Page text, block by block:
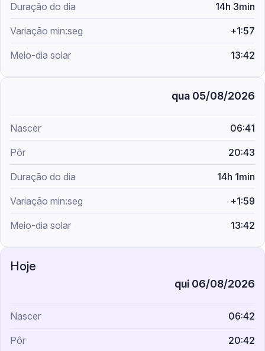
14h 3min
+1:57
13:42
qua 05/08/2026
06:41
20:43
14h 1min
+1:59
13:42
qui 06/08/2026
06:42
20:42